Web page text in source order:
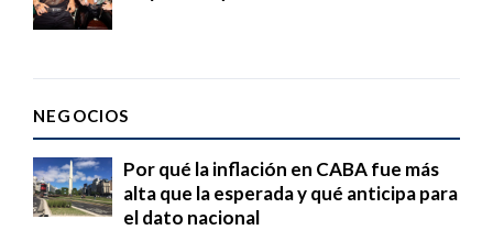
NEGOCIOS
Por qué la inflación en CABA fue más
alta que la esperada y qué anticipa para
el dato nacional